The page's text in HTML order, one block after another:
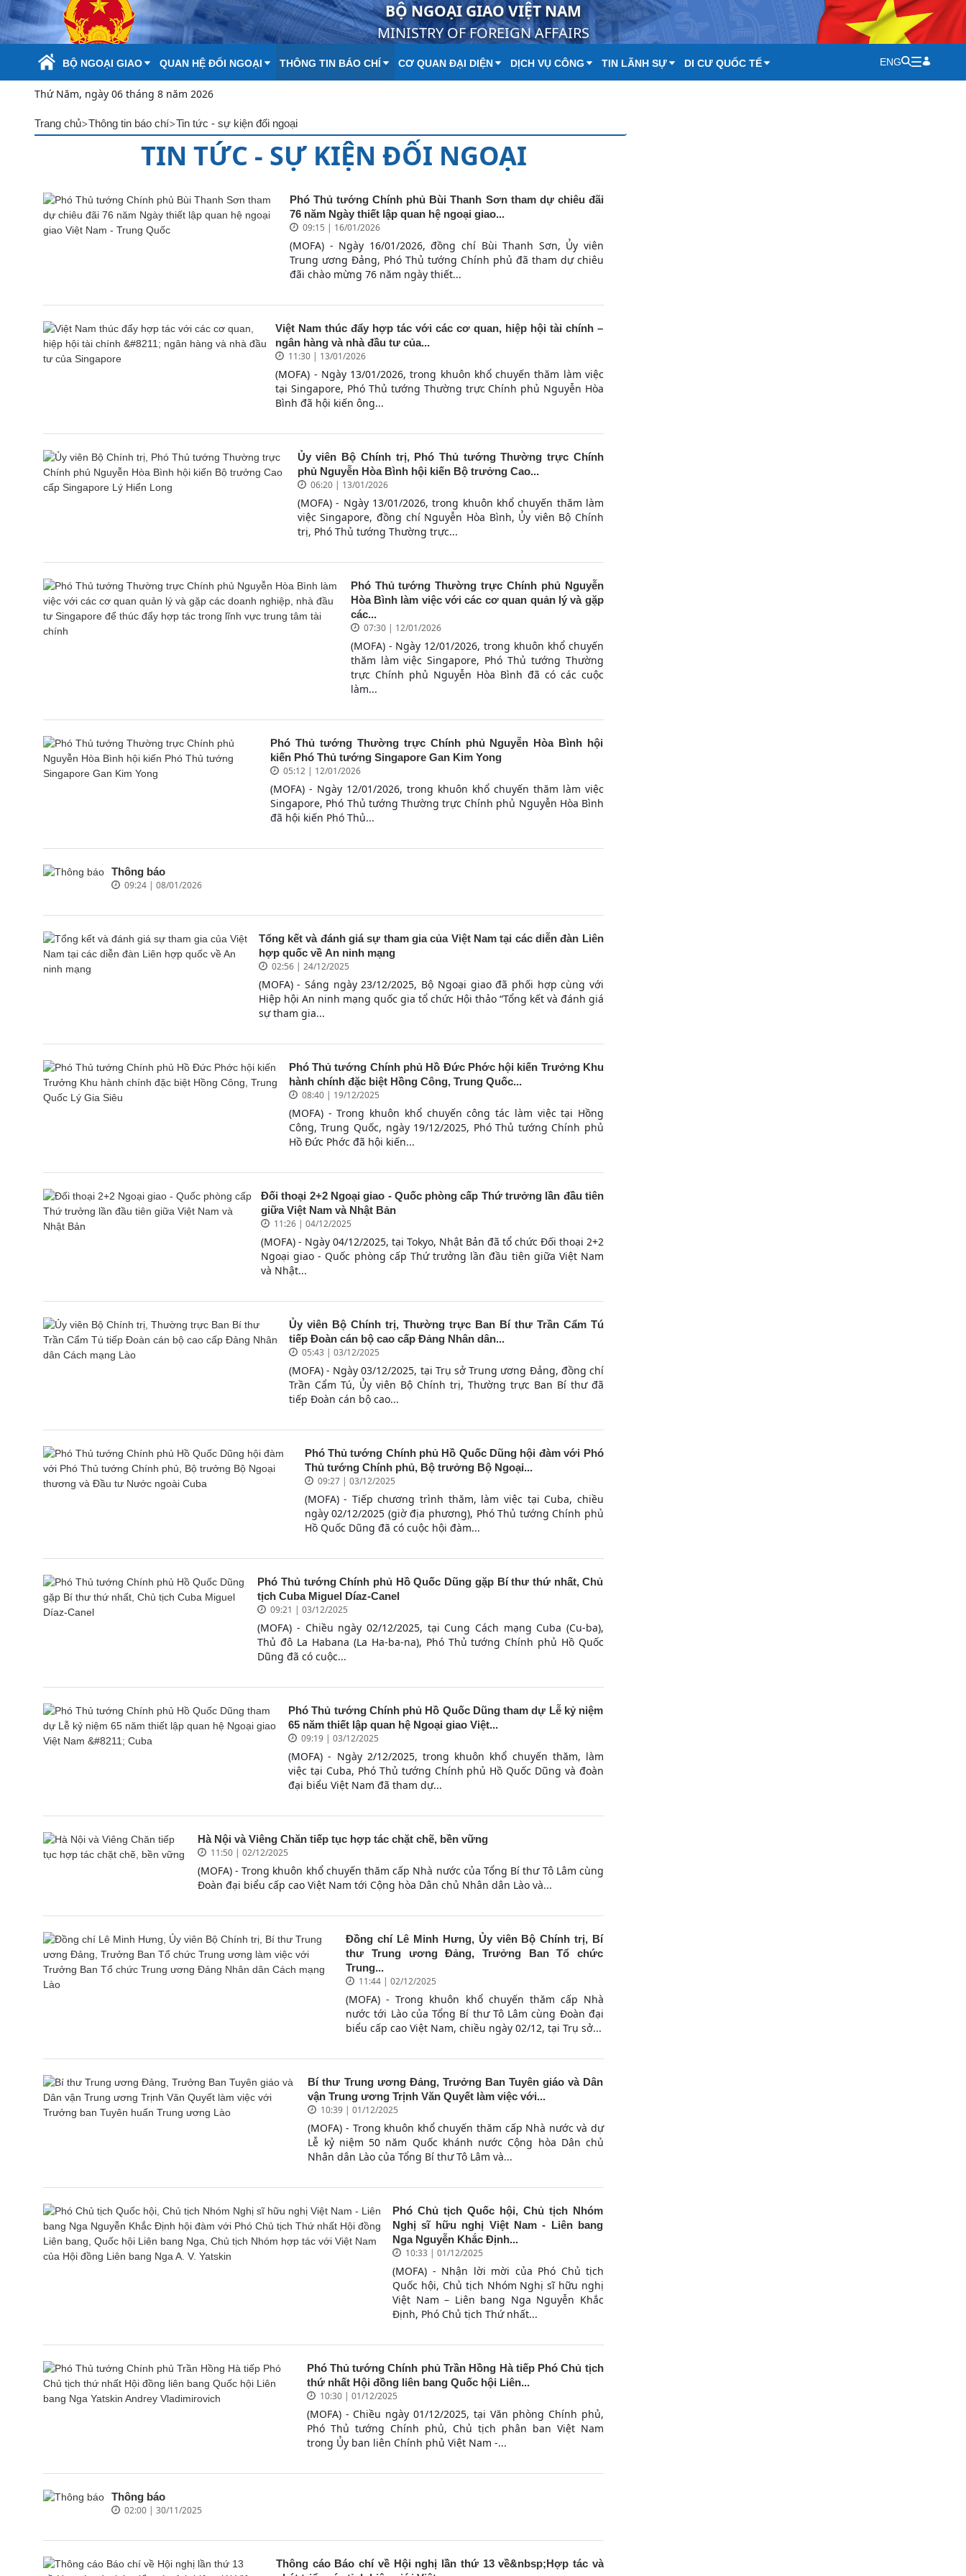
Skip to Main Content BỘ NGOẠI GIAO VIỆT NAM
MINISTRY OF FOREIGN AFFAIRS
BỘ NGOẠI GIAO QUAN HỆ ĐỐI NGOẠI THÔNG TIN BÁO CHÍ CƠ QUAN ĐẠI DIỆN DỊCH VỤ CÔNG TIN LÃNH SỰ DI CƯ QUỐC TẾ ENG
Thứ Năm, ngày 06 tháng 8 năm 2026
Trang chủ>Thông tin báo chí>Tin tức - sự kiện đối ngoại
TIN TỨC - SỰ KIỆN ĐỐI NGOẠI
Phó Thủ tướng Chính phủ Bùi Thanh Sơn tham dự chiêu đãi
76 năm Ngày thiết lập quan hệ ngoại giao...
09:15 | 16/01/2026
(MOFA) - Ngày 16/01/2026, đồng chí Bùi Thanh Sơn, Ủy viên
Trung ương Đảng, Phó Thủ tướng Chính phủ đã tham dự chiêu
đãi chào mừng 76 năm ngày thiết...
Việt Nam thúc đẩy hợp tác với các cơ quan, hiệp hội tài chính –
ngân hàng và nhà đầu tư của...
11:30 | 13/01/2026
(MOFA) - Ngày 13/01/2026, trong khuôn khổ chuyến thăm làm việc
tại Singapore, Phó Thủ tướng Thường trực Chính phủ Nguyễn Hòa
Bình đã hội kiến ông...
Ủy viên Bộ Chính trị, Phó Thủ tướng Thường trực Chính
phủ Nguyễn Hòa Bình hội kiến Bộ trưởng Cao...
06:20 | 13/01/2026
(MOFA) - Ngày 13/01/2026, trong khuôn khổ chuyến thăm làm
việc Singapore, đồng chí Nguyễn Hòa Bình, Ủy viên Bộ Chính
trị, Phó Thủ tướng Thường trực...
Phó Thủ tướng Thường trực Chính phủ Nguyễn
Hòa Bình làm việc với các cơ quan quản lý và gặp
các...
07:30 | 12/01/2026
(MOFA) - Ngày 12/01/2026, trong khuôn khổ chuyến
thăm làm việc Singapore, Phó Thủ tướng Thường
trực Chính phủ Nguyễn Hòa Bình đã có các cuộc
làm...
Phó Thủ tướng Thường trực Chính phủ Nguyễn Hòa Bình hội
kiến Phó Thủ tướng Singapore Gan Kim Yong
05:12 | 12/01/2026
(MOFA) - Ngày 12/01/2026, trong khuôn khổ chuyến thăm làm việc
Singapore, Phó Thủ tướng Thường trực Chính phủ Nguyễn Hòa Bình
đã hội kiến Phó Thủ...
Thông báo
09:24 | 08/01/2026
Tổng kết và đánh giá sự tham gia của Việt Nam tại các diễn đàn Liên
hợp quốc về An ninh mạng
02:56 | 24/12/2025
(MOFA) - Sáng ngày 23/12/2025, Bộ Ngoại giao đã phối hợp cùng với
Hiệp hội An ninh mạng quốc gia tổ chức Hội thảo “Tổng kết và đánh giá
sự tham gia...
Phó Thủ tướng Chính phủ Hồ Đức Phớc hội kiến Trưởng Khu
hành chính đặc biệt Hồng Công, Trung Quốc...
08:40 | 19/12/2025
(MOFA) - Trong khuôn khổ chuyến công tác làm việc tại Hồng
Công, Trung Quốc, ngày 19/12/2025, Phó Thủ tướng Chính phủ
Hồ Đức Phớc đã hội kiến...
Đối thoại 2+2 Ngoại giao - Quốc phòng cấp Thứ trưởng lần đầu tiên
giữa Việt Nam và Nhật Bản
11:26 | 04/12/2025
(MOFA) - Ngày 04/12/2025, tại Tokyo, Nhật Bản đã tổ chức Đối thoại 2+2
Ngoại giao - Quốc phòng cấp Thứ trưởng lần đầu tiên giữa Việt Nam
và Nhật...
Ủy viên Bộ Chính trị, Thường trực Ban Bí thư Trần Cẩm Tú
tiếp Đoàn cán bộ cao cấp Đảng Nhân dân...
05:43 | 03/12/2025
(MOFA) - Ngày 03/12/2025, tại Trụ sở Trung ương Đảng, đồng chí
Trần Cẩm Tú, Ủy viên Bộ Chính trị, Thường trực Ban Bí thư đã
tiếp Đoàn cán bộ cao...
Phó Thủ tướng Chính phủ Hồ Quốc Dũng hội đàm với Phó
Thủ tướng Chính phủ, Bộ trưởng Bộ Ngoại...
09:27 | 03/12/2025
(MOFA) - Tiếp chương trình thăm, làm việc tại Cuba, chiều
ngày 02/12/2025 (giờ địa phương), Phó Thủ tướng Chính phủ
Hồ Quốc Dũng đã có cuộc hội đàm...
Phó Thủ tướng Chính phủ Hồ Quốc Dũng gặp Bí thư thứ nhất, Chủ
tịch Cuba Miguel Díaz-Canel
09:21 | 03/12/2025
(MOFA) - Chiều ngày 02/12/2025, tại Cung Cách mạng Cuba (Cu-ba),
Thủ đô La Habana (La Ha-ba-na), Phó Thủ tướng Chính phủ Hồ Quốc
Dũng đã có cuộc...
Phó Thủ tướng Chính phủ Hồ Quốc Dũng tham dự Lễ kỷ niệm
65 năm thiết lập quan hệ Ngoại giao Việt...
09:19 | 03/12/2025
(MOFA) - Ngày 2/12/2025, trong khuôn khổ chuyến thăm, làm
việc tại Cuba, Phó Thủ tướng Chính phủ Hồ Quốc Dũng và đoàn
đại biểu Việt Nam đã tham dự...
Hà Nội và Viêng Chăn tiếp tục hợp tác chặt chẽ, bền vững
11:50 | 02/12/2025
(MOFA) - Trong khuôn khổ chuyến thăm cấp Nhà nước của Tổng Bí thư Tô Lâm cùng
Đoàn đại biểu cấp cao Việt Nam tới Cộng hòa Dân chủ Nhân dân Lào và...
Đồng chí Lê Minh Hưng, Ủy viên Bộ Chính trị, Bí
thư Trung ương Đảng, Trưởng Ban Tổ chức
Trung...
11:44 | 02/12/2025
(MOFA) - Trong khuôn khổ chuyến thăm cấp Nhà
nước tới Lào của Tổng Bí thư Tô Lâm cùng Đoàn đại
biểu cấp cao Việt Nam, chiều ngày 02/12, tại Trụ sở...
Bí thư Trung ương Đảng, Trưởng Ban Tuyên giáo và Dân
vận Trung ương Trịnh Văn Quyết làm việc với...
10:39 | 01/12/2025
(MOFA) - Trong khuôn khổ chuyến thăm cấp Nhà nước và dự
Lễ kỷ niệm 50 năm Quốc khánh nước Cộng hòa Dân chủ
Nhân dân Lào của Tổng Bí thư Tô Lâm và...
Phó Chủ tịch Quốc hội, Chủ tịch Nhóm
Nghị sĩ hữu nghị Việt Nam - Liên bang
Nga Nguyễn Khắc Định...
10:33 | 01/12/2025
(MOFA) - Nhận lời mời của Phó Chủ tịch
Quốc hội, Chủ tịch Nhóm Nghị sĩ hữu nghị
Việt Nam – Liên bang Nga Nguyễn Khắc
Định, Phó Chủ tịch Thứ nhất...
Phó Thủ tướng Chính phủ Trần Hồng Hà tiếp Phó Chủ tịch
thứ nhất Hội đồng liên bang Quốc hội Liên...
10:30 | 01/12/2025
(MOFA) - Chiều ngày 01/12/2025, tại Văn phòng Chính phủ,
Phó Thủ tướng Chính phủ, Chủ tịch phân ban Việt Nam
trong Ủy ban liên Chính phủ Việt Nam -...
Thông báo
02:00 | 30/11/2025
Thông cáo Báo chí về Hội nghị lần thứ 13 về&nbsp;Hợp tác và